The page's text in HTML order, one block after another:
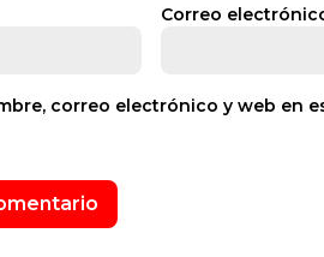
Correo
correo electrónico y web en